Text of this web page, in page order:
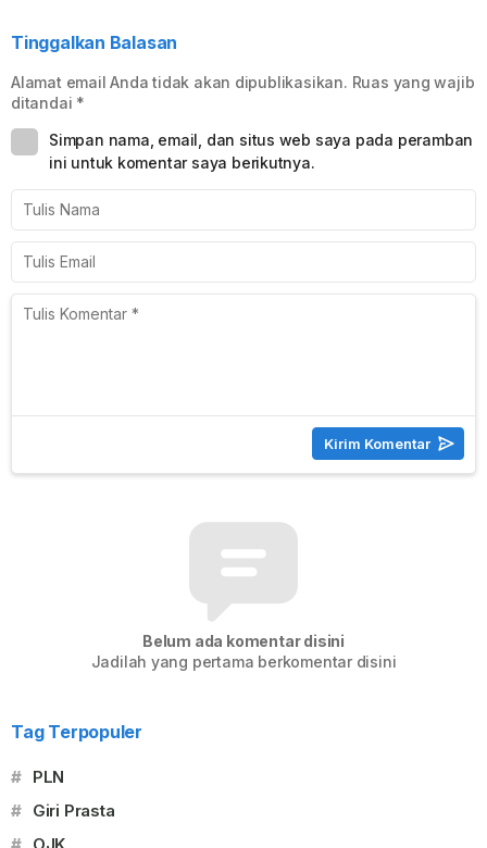
Tinggalkan Balasan
Alamat email Anda tidak akan dipublikasikan. Ruas yang wajib
ditandai *
Simpan nama, email, dan situs web saya pada peramban
ini untuk komentar saya berikutnya.
Belum ada komentar disini
Jadilah yang pertama berkomentar disini
Tag Terpopuler
# PLN
# Giri Prasta